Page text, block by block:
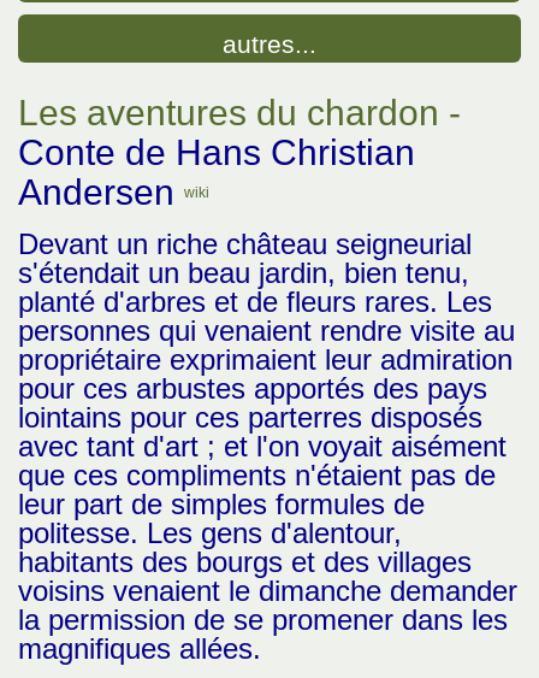
autres...
Les aventures du chardon -
Conte de Hans Christian
Andersen
wiki
Devant un riche château seigneurial
s'étendait un beau jardin, bien tenu,
planté d'arbres et de fleurs rares. Les
personnes qui venaient rendre visite au
propriétaire exprimaient leur admiration
pour ces arbustes apportés des pays
lointains pour ces parterres disposés
avec tant d'art ; et l'on voyait aisément
que ces compliments n'étaient pas de
leur part de simples formules de
politesse. Les gens d'alentour,
habitants des bourgs et des villages
voisins venaient le dimanche demander
la permission de se promener dans les
magnifiques allées.